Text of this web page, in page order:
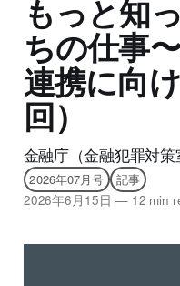
もっと知
ちの仕事
連携に向
回）
金融庁（金融犯罪対策
2026年07月号
記事
2026年6月15日 —12 min